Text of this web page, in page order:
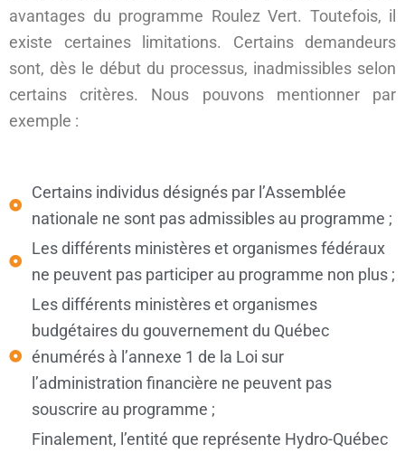
avantages du programme Roulez Vert. Toutefois, il
existe certaines limitations. Certains demandeurs
sont, dès le début du processus, inadmissibles selon
certains critères. Nous pouvons mentionner par
exemple :
Certains individus désignés par l’Assemblée
nationale ne sont pas admissibles au programme ;
Les différents ministères et organismes fédéraux
ne peuvent pas participer au programme non plus ;
Les différents ministères et organismes
budgétaires du gouvernement du Québec
énumérés à l’annexe 1 de la Loi sur
l’administration financière ne peuvent pas
souscrire au programme ;
Finalement, l’entité que représente Hydro-Québec